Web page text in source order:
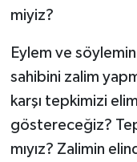
miyiz?
Eylem ve söylemin
sahibini zalim
karşı tepkimizi
göstereceğiz?
mıyız? Zalimin